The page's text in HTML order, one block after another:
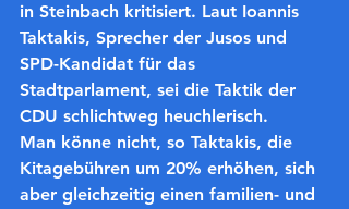
in Steinbach kritisiert. Laut Ioannis
Taktakis, Sprecher der Jusos und
SPD-Kandidat für das
Stadtparlament, sei die Taktik der
CDU schlichtweg heuchlerisch.
Man könne nicht, so Taktakis, die
Kitagebühren um 20% erhöhen, sich
aber gleichzeitig einen familien- und